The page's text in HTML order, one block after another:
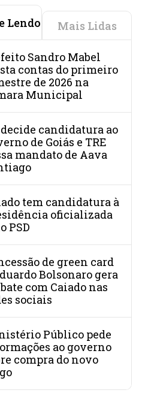
Lendo Mais Lidas
Sandro Mabel
contas do primeiro
de 2026 na
Municipal
candidatura ao
de Goiás e TRE
mandato de Aava
tem candidatura à
oficializada
PSD
de green card
Bolsonaro gera
com Caiado nas
sociais
Público pede
ao governo
compra do novo